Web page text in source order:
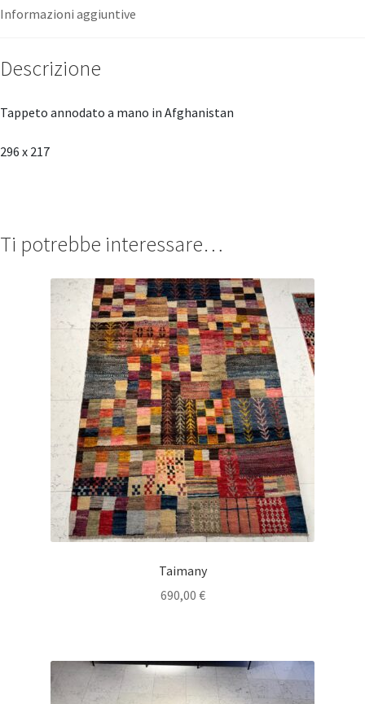
Informazioni aggiuntive
Descrizione
Tappeto annodato a mano in Afghanistan
296 x 217
Ti potrebbe interessare…
Taimany
690,00 €